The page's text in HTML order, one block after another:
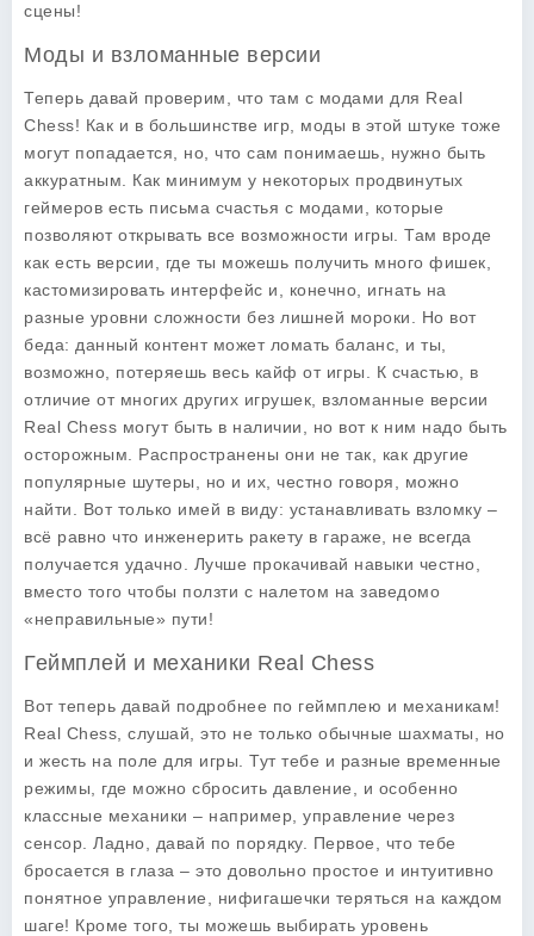
сцены!
Моды и взломанные версии
Теперь давай проверим, что там с модами для Real
Chess! Как и в большинстве игр, моды в этой штуке тоже
могут попадается, но, что сам понимаешь, нужно быть
аккуратным. Как минимум у некоторых продвинутых
геймеров есть письма счастья с модами, которые
позволяют открывать все возможности игры. Там вроде
как есть версии, где ты можешь получить много фишек,
кастомизировать интерфейс и, конечно, игнать на
разные уровни сложности без лишней мороки. Но вот
беда: данный контент может ломать баланс, и ты,
возможно, потеряешь весь кайф от игры. К счастью, в
отличие от многих других игрушек, взломанные версии
Real Chess могут быть в наличии, но вот к ним надо быть
осторожным. Распространены они не так, как другие
популярные шутеры, но и их, честно говоря, можно
найти. Вот только имей в виду: устанавливать взломку –
всё равно что инженерить ракету в гараже, не всегда
получается удачно. Лучше прокачивай навыки честно,
вместо того чтобы ползти с налетом на заведомо
«неправильные» пути!
Геймплей и механики Real Chess
Вот теперь давай подробнее по геймплею и механикам!
Real Chess, слушай, это не только обычные шахматы, но
и жесть на поле для игры. Тут тебе и разные временные
режимы, где можно сбросить давление, и особенно
классные механики – например, управление через
сенсор. Ладно, давай по порядку. Первое, что тебе
бросается в глаза – это довольно простое и интуитивно
понятное управление, нифигашечки теряться на каждом
шаге! Кроме того, ты можешь выбирать уровень